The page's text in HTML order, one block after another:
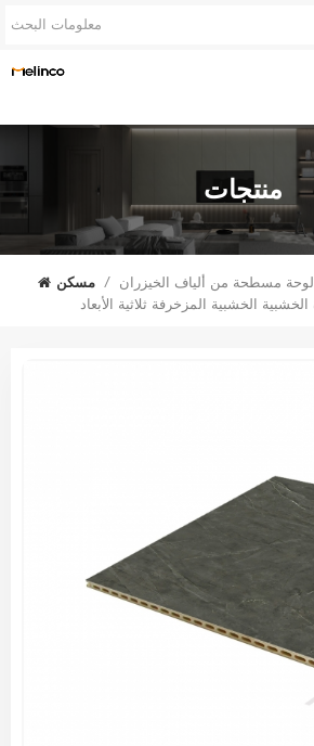
منتجات
مسكن / لوحة مسطحة من ألياف الخيزران